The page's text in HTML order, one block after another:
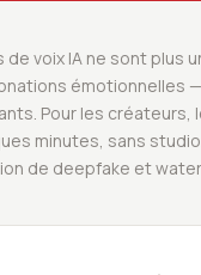
voix IA ne sont plus
émotionnelles
Pour les
minutes, sans
de deepfake et